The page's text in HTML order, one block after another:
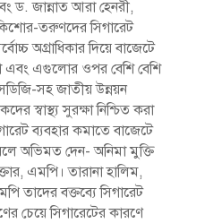
জান্নাত আরা হেনরী,
তরুণদের সিগারেট
অগ্রাধিকার দিয়ে বাজেটে
এবং এগুলোর ওপর বেশি বেশি
সহ জাতীয় উন্নয়ন
স্বাস্থ্য সুরক্ষা নিশ্চিত করা
ব্যবহার কমাতে বাজেটে
অভিমত দেন- অনিমা মুক্তি
এমপি। তারানা হালিম,
তাদের বক্তব্যে সিগারেট
চেয়ে সিগারেটের কারণে